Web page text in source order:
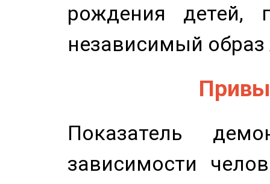
рождения детей,
независимый
Показатель
зависимости